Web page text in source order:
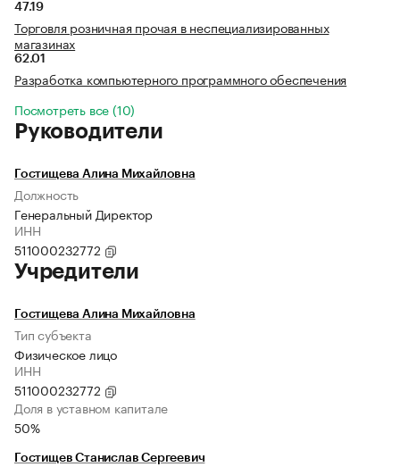
47.19
Торговля розничная прочая в неспециализированных
магазинах
62.01
Разработка компьютерного программного обеспечения
Посмотреть все (10)
Руководители
Гостищева Алина Михайловна
Должность
Генеральный Директор
ИНН
511000232772
Учредители
Гостищева Алина Михайловна
Тип субъекта
Физическое лицо
ИНН
511000232772
Доля в уставном капитале
50%
Гостищев Станислав Сергеевич